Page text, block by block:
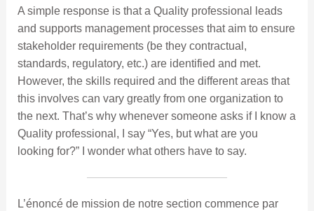
A simple response is that a Quality professional leads
and supports management processes that aim to ensure
stakeholder requirements (be they contractual,
standards, regulatory, etc.) are identified and met.
However, the skills required and the different areas that
this involves can vary greatly from one organization to
the next. That’s why whenever someone asks if I know a
Quality professional, I say “Yes, but what are you
looking for?” I wonder what others have to say.
L’énoncé de mission de notre section commence par